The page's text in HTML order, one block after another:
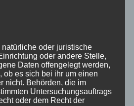
Spezialisierung
begegnet diesen
einem klar strukturierten
steht eine detaillierte
Saugfähigkeit, Haftfestigkeit,
oder juristische
oder andere Stelle,
Daten offengelegt werden,
ob es sich bei ihr um einen
nicht. Behörden, die im
Untersuchungsauftrags
oder dem Recht der